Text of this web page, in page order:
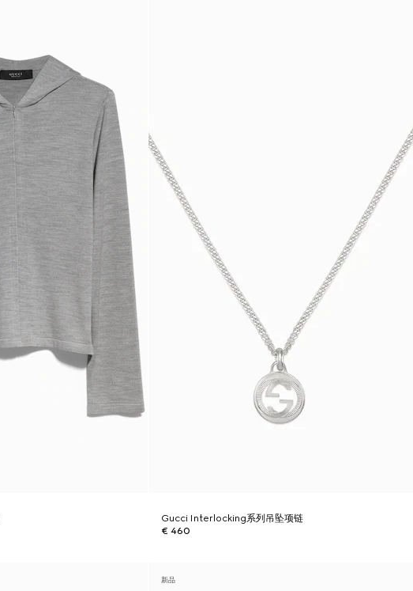
Gucci Interlocking系列吊坠项链
€ 460
新品